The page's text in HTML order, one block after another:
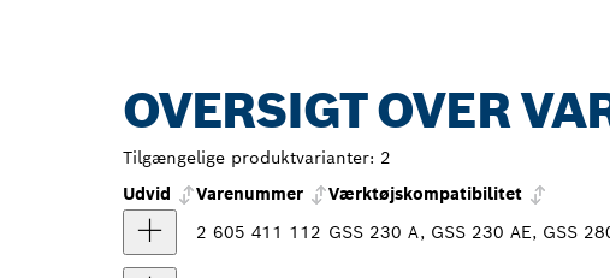
OVERSIGT OVER
Tilgængelige produktvarianter: 2
Udvid
Varenummer Værktøjskompatibilitet
2 605 411 112 GSS 230 A, GSS 230 AE, GSS